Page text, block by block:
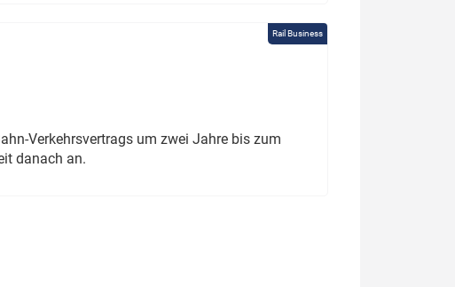
Rail Business
Verkehrsvertrags um zwei Jahre bis zum
danach an.